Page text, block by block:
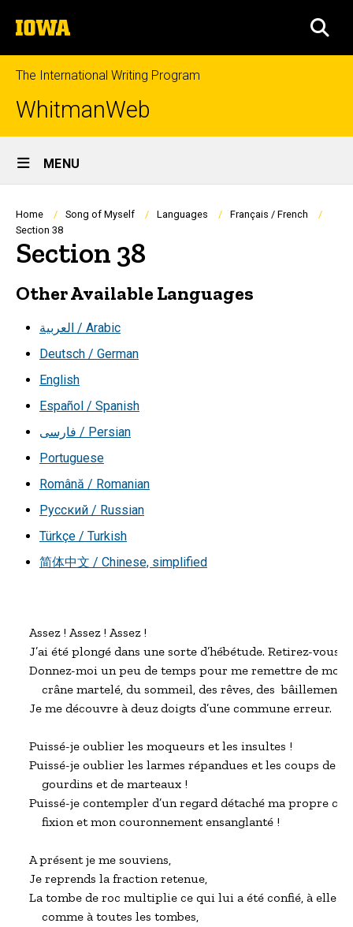
to
content
The
University
of
Iowa
The International Writing Program
WhitmanWeb
Site
Main
Navigation
MENU
Breadcrumb
Home Song of Myself Languages
Français / French
Section 38
Section 38
Other Available Languages
العربية / Arabic
Deutsch / German
English
Español / Spanish
فارسی / Persian
Portuguese
Română / Romanian
Русский / Russian
Türkçe / Turkish
简体中文 / Chinese, simplified
Assez ! Assez ! Assez !
J’ai été plongé dans une sorte d’hébétude. Retirez-vous !
Donnez-moi un peu de temps pour me remettre de mon
    crâne martelé, du sommeil, des rêves, des  bâillements,
Je me découvre à deuz doigts d’une commune erreur.
Puissé-je oublier les moqueurs et les insultes !
Puissé-je oublier les larmes répandues et les coups de
    gourdins et de marteaux !
Puissé-je contempler d’un regard détaché ma propre
    fixion et mon couronnement ensanglanté !
A présent je me souviens,
Je reprends la fraction retenue,
La tombe de roc multiplie ce qui lui a été confié, à elle
    comme à toutes les tombes,